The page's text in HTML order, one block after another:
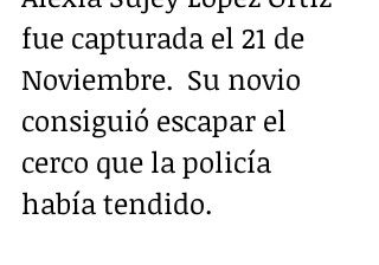
fue capturada el 21 de
Noviembre.  Su novio
consiguió escapar el
cerco que la policía
había tendido.